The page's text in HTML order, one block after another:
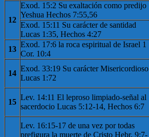
12
Exod. 15:2 Su exaltación como predijo
Yeshua Hechos 7:55,56
Exod. 15:11 Su carácter de santidad
Lucas 1:35, Hechos 4:27
13
Exod. 17:6 la roca espiritual de Israel 1
Cor. 10:4
14
Exod. 33:19 Su carácter Misericordioso
Lucas 1:72
15
Lev. 14:11 El leproso limpiado-señal al
sacerdocio Lucas 5:12-14, Hechos 6:7
Lev. 16:15-17 de una vez por todas
prefigura la muerte de Cristo Hebr. 9:7-